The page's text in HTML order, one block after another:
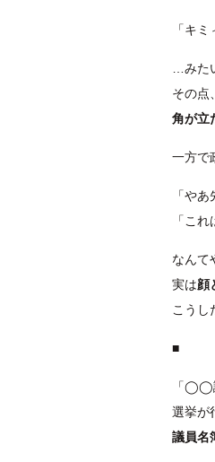
「キ
…みた
その点、
角が立
一方で
「や
「こ
なんて
実は顔
こうし
■
「◯◯
選挙が
議員名